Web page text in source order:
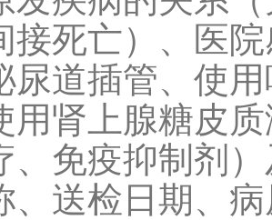
接死亡）、医
尿道插管、使
用肾上腺糖皮
、免疫抑制剂
、送检日期、